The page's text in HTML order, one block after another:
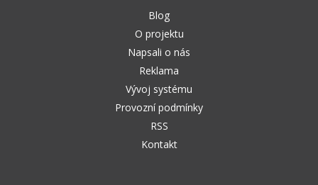
Blog
O projektu
Napsali o nás
Reklama
Vývoj systému
Provozní podmínky
RSS
Kontakt